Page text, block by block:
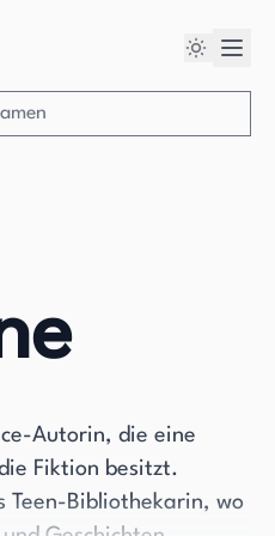
Autorin, die eine
Fiktion besitzt.
Teen-Bibliothekarin, wo